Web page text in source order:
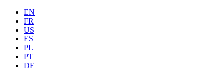
EN
FR
US
ES
PL
PT
DE